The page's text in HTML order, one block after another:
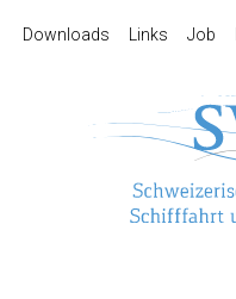
Downloads Links Job